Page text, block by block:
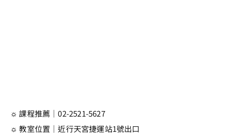
☼ 課程推薦｜02-2521-5627
☼ 教室位置｜近行天宮捷運站1號出口